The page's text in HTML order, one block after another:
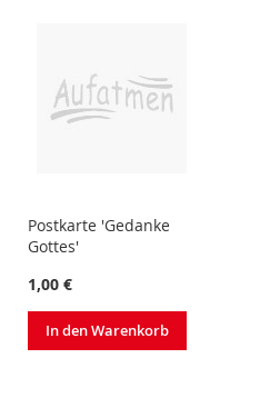
Postkarte 'Gedanke
Gottes'
1,00 €
In den Warenkorb